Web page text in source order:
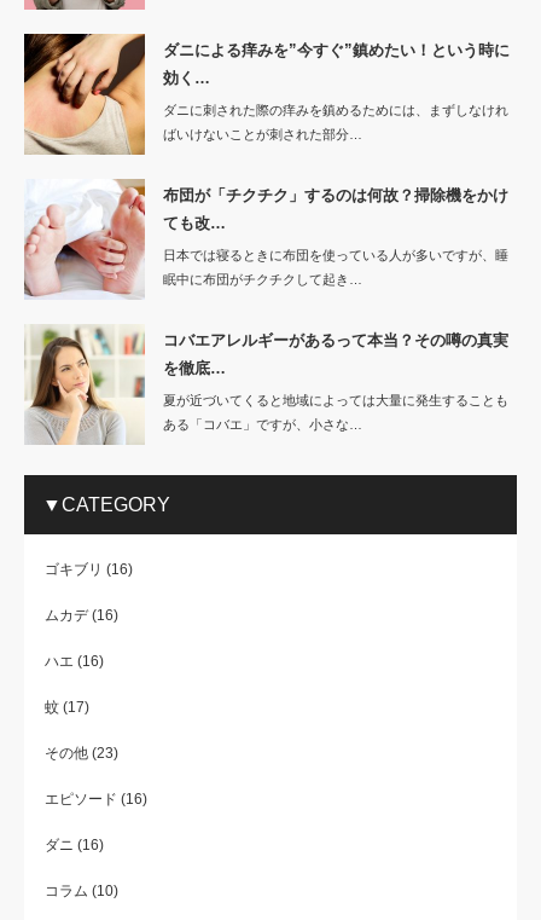
ダニによる痒みを”今すぐ”鎮めたい！という時に
効く…
ダニに刺された際の痒みを鎮めるためには、まずしなけれ
ばいけないことが刺された部分…
布団が「チクチク」するのは何故？掃除機をかけ
ても改…
日本では寝るときに布団を使っている人が多いですが、睡
眠中に布団がチクチクして起き…
コバエアレルギーがあるって本当？その噂の真実
を徹底…
夏が近づいてくると地域によっては大量に発生することも
ある「コバエ」ですが、小さな…
▼CATEGORY
ゴキブリ (16)
ムカデ(16)
ハエ (16)
蚊 (17)
その他 (23)
エピソード (16)
ダニ (16)
コラム (10)